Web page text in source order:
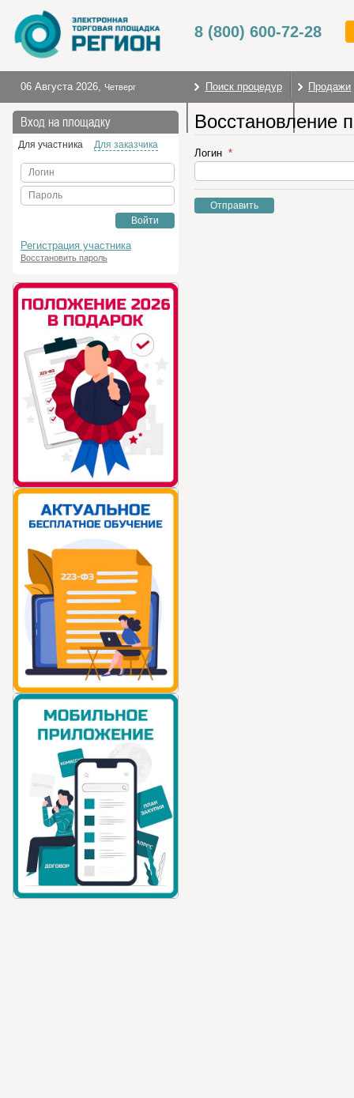
8 (800) 600-72-28
06 Августа 2026, Четверг Поиск процедур Продажи
Торговые секции На
Вход на площадку
Для участника Для заказчика
Логин
Пароль
Войти
Регистрация участника
Восстановить пароль
Восстановление
Логин
Отправить